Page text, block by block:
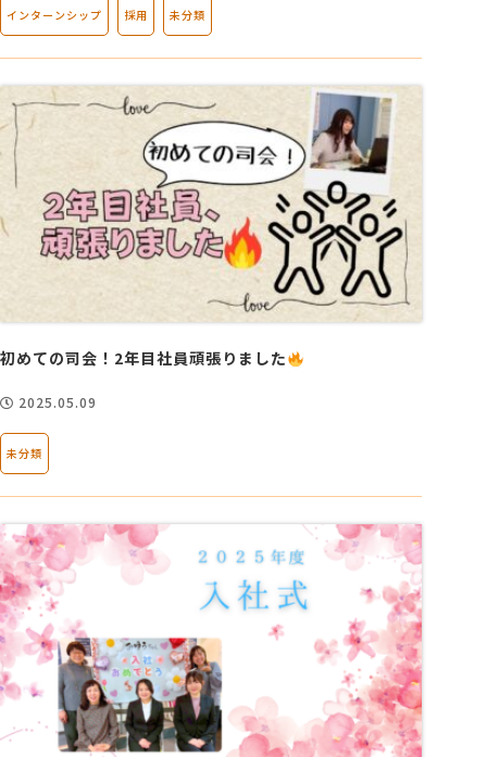
インターンシップ 採用 未分類
初めての司会！2年目社員頑張りました
2025.05.09
未分類